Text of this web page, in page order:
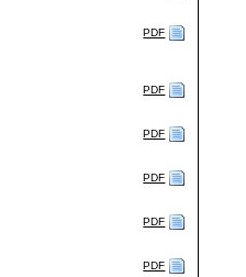
PDF
PDF
PDF
PDF
PDF
PDF